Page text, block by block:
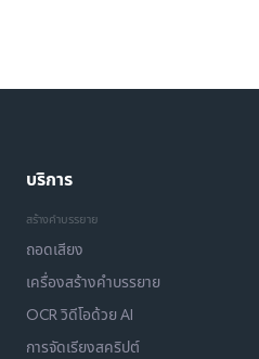
บริการ
สร้างคำบรรยาย
ถอดเสียง
เครื่องสร้างคำบรรยาย
OCR วิดีโอด้วย AI
การจัดเรียงสคริปต์